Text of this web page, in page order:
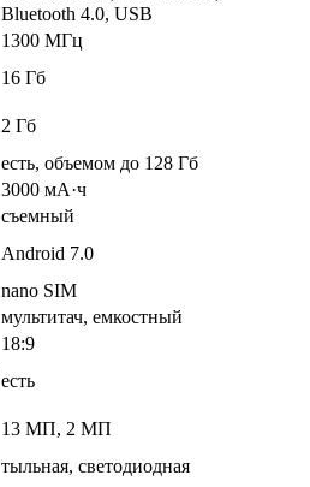
Bluetooth 4.0, USB
1300 МГц
16 Гб
2 Гб
есть, объемом до 128 Гб
3000 мА·ч
съемный
Android 7.0
nano SIM
мультитач, емкостный
18:9
есть
13 МП, 2 МП
тыльная, светодиодная